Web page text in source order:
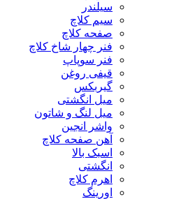
سیلندر
سیم کلاچ
صفحه کلاچ
فنر چهار شاخ کلاچ
فنر سوپاپ
قیفی روغن
گیربکس
میل انگشتی
میل لنگ و شاتون
واشر انجین
آهن صفحه کلاچ
اسبک بالا
انگشتی
اهرم کلاچ
اورینگ